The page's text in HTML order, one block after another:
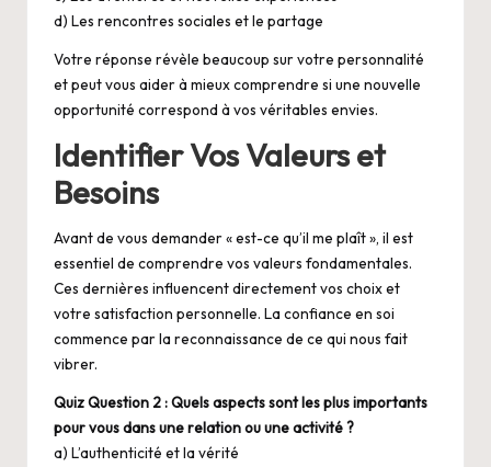
d) Les rencontres sociales et le partage
Votre réponse révèle beaucoup sur votre personnalité
et peut vous aider à mieux comprendre si une nouvelle
opportunité correspond à vos véritables envies.
Identifier Vos Valeurs et
Besoins
Avant de vous demander « est-ce qu’il me plaît », il est
essentiel de comprendre vos valeurs fondamentales.
Ces dernières influencent directement vos choix et
votre satisfaction personnelle. La confiance en soi
commence par la reconnaissance de ce qui nous fait
vibrer.
Quiz Question 2 : Quels aspects sont les plus importants
pour vous dans une relation ou une activité ?
a) L’authenticité et la vérité